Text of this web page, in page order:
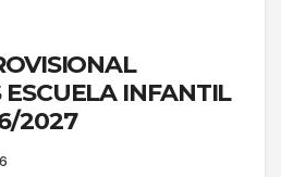
INFANTIL
2027